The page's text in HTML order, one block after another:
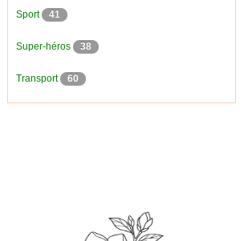
Sport 41
Super-héros 38
Transport 60